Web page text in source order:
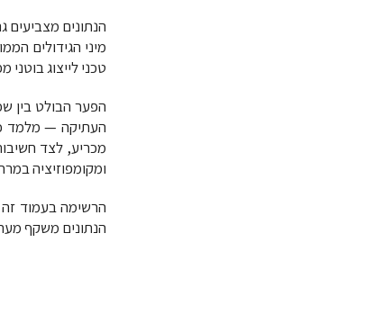
מיני הגידולים
טכני לייצוג בוטני
הפער הבולט בין
העתיקה — מלמד
מכריע, לצד
ומקומפוזיציה
הרשימה בעמוד זה
הנתונים משקף